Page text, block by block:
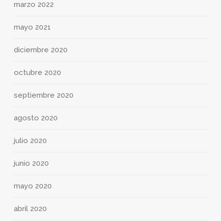
marzo 2022
mayo 2021
diciembre 2020
octubre 2020
septiembre 2020
agosto 2020
julio 2020
junio 2020
mayo 2020
abril 2020